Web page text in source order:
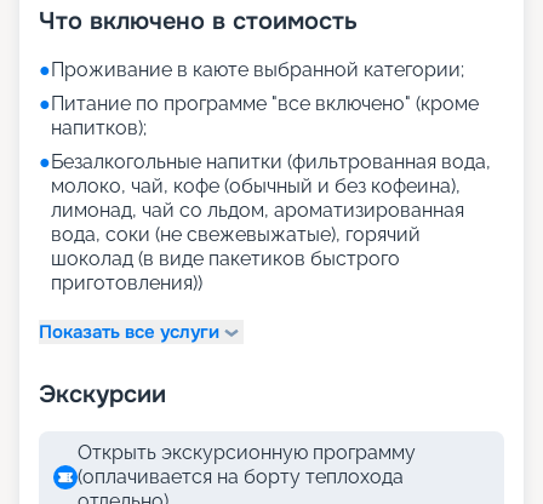
Что включено в стоимость
●Проживание в каюте выбранной категории;
●Питание по программе "все включено" (кроме
напитков);
●Безалкогольные напитки (фильтрованная вода,
молоко, чай, кофе (обычный и без кофеина),
лимонад, чай со льдом, ароматизированная
вода, соки (не свежевыжатые), горячий
шоколад (в виде пакетиков быстрого
приготовления))
Показать все услуги
Экскурсии
Открыть экскурсионную программу
(оплачивается на борту теплохода